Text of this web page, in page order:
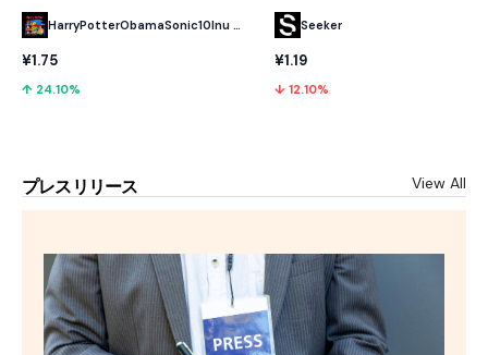
HarryPotterObamaSonic10Inu (ETH)
¥1.75
↑ 24.10%
Seeker
¥1.19
↓ 12.10%
プレスリリース View All